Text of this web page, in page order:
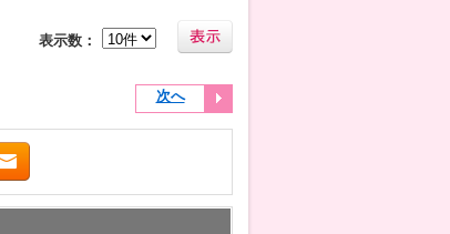
表示数：
次へ